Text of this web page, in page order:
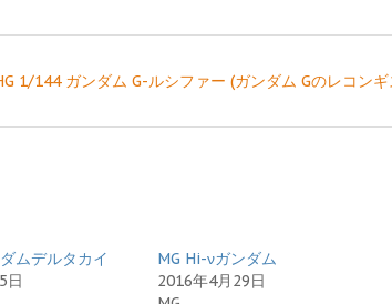
1/144 ガンダム G-ルシファー (ガンダム Gのレコンギ
ムデルタカイ
日
MG Hi-νガンダム
2016年4月29日